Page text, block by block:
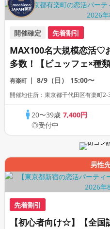
開催確定 先着割引
MAX100名大規模恋活♡
多数！【ビュッフェ×種
リンク♪】【大人の広々
切】～LOVE FES TOKYO
有楽町 8/9（日） 15:00〜
開催地住所：東京都千代田区有楽町
20〜39歳7,400円
◎受付中
男性
先着割引
【初心者向け☆】【全国